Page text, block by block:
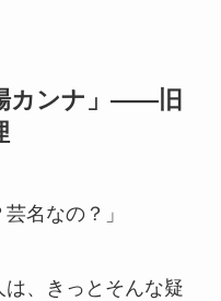
カンナ」——旧
名なの？」
、きっとそんな疑